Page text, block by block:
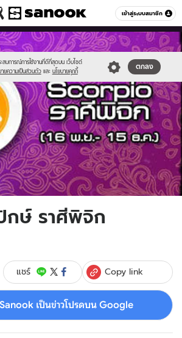
เข้าสู่ระบบสมาชิก
หมวดอื่นๆ
ะสบการณ์การใช้งานที่ดีที่สุดบน เว็บไซต์
ายความเป็นส่วนตัว และ นโยบายคุกกี้
ตกลง
logo-
58397/11scorpio.jpg
กษ์ ราศีพิจิก
แชร์ Copy link
เป็นข่าวโปรดบน Google